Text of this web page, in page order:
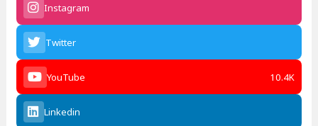
Instagram
Twitter
YouTube 10.4K
Linkedin